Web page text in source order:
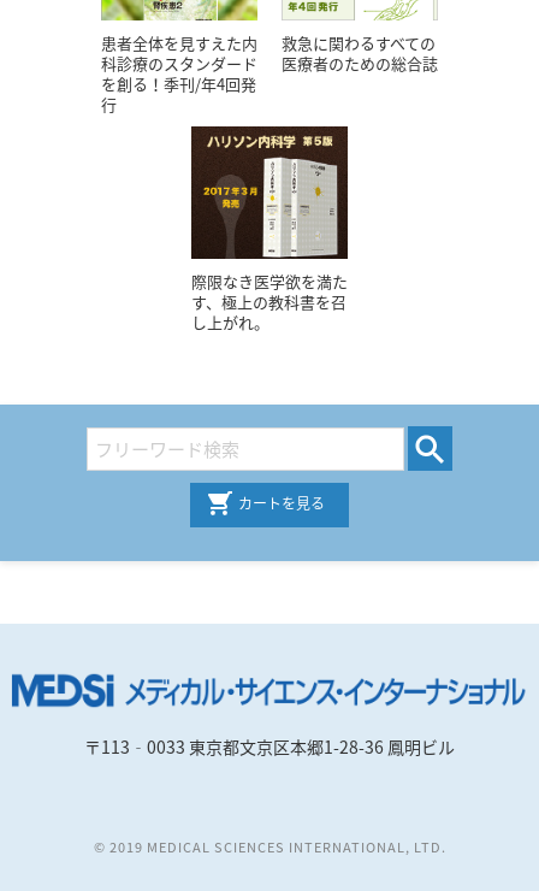
患者全体を見すえた内
科診療のスタンダード
を創る！季刊/年4回発
行
救急に関わるすべての
医療者のための総合誌
際限なき医学欲を満た
す、極上の教科書を召
し上がれ。
カートを見る
〒113‐0033 東京都文京区本郷1-28-36 鳳明ビル
© 2019 MEDICAL SCIENCES INTERNATIONAL, LTD.